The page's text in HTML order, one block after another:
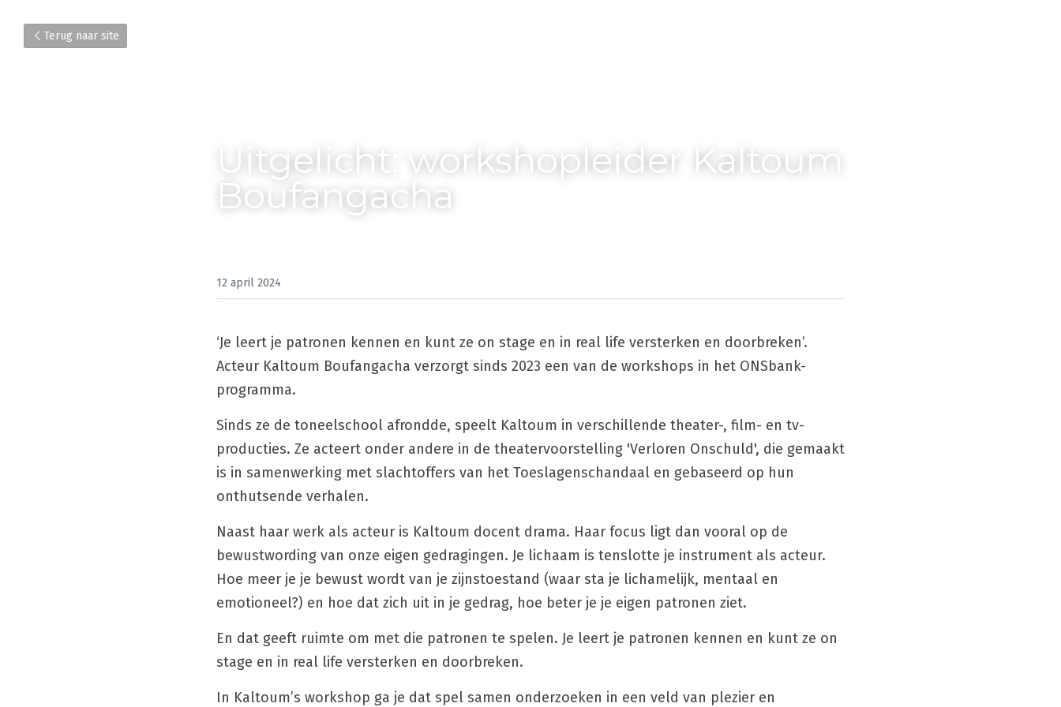
Terug naar site
Uitgelicht: workshopleider Kaltoum
Boufangacha
12 april 2024
‘Je leert je patronen kennen en kunt ze on stage en in real life versterken en doorbreken’.
Acteur Kaltoum Boufangacha verzorgt sinds 2023 een van de workshops in het ONSbank-
programma.
Sinds ze de toneelschool afrondde, speelt Kaltoum in verschillende theater-, film- en tv-
producties. Ze acteert onder andere in de theatervoorstelling 'Verloren Onschuld', die gemaakt
is in samenwerking met slachtoffers van het Toeslagenschandaal en gebaseerd op hun
onthutsende verhalen.
Naast haar werk als acteur is Kaltoum docent drama. Haar focus ligt dan vooral op de
bewustwording van onze eigen gedragingen. Je lichaam is tenslotte je instrument als acteur.
Hoe meer je je bewust wordt van je zijnstoestand (waar sta je lichamelijk, mentaal en
emotioneel?) en hoe dat zich uit in je gedrag, hoe beter je je eigen patronen ziet.
En dat geeft ruimte om met die patronen te spelen. Je leert je patronen kennen en kunt ze on
stage en in real life versterken en doorbreken.
In Kaltoum’s workshop ga je dat spel samen onderzoeken in een veld van plezier en